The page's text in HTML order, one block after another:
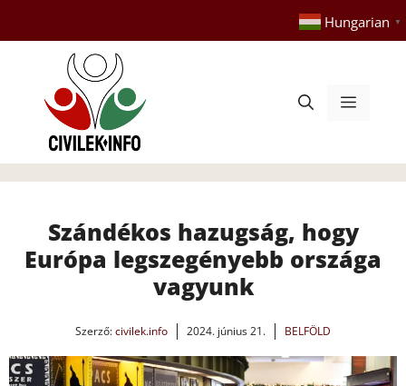
tartalomba
Hungarian ▼
Menü
Szándékos hazugság, hogy
Európa legszegényebb országa
vagyunk
Szerző:civilek.info 2024. június 21. BELFÖLD